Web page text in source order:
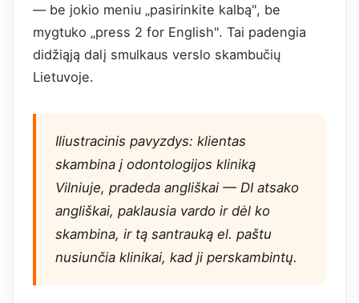
— be jokio meniu „pasirinkite kalbą", be
mygtuko „press 2 for English". Tai padengia
didžiąją dalį smulkaus verslo skambučių
Lietuvoje.
Iliustracinis pavyzdys: klientas
skambina į odontologijos kliniką
Vilniuje, pradeda angliškai — DI atsako
angliškai, paklausia vardo ir dėl ko
skambina, ir tą santrauką el. paštu
nusiunčia klinikai, kad ji perskambintų.